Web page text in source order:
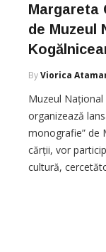
Margareta
de Muzeul
ByViorica
Muzeul Național
organizează
monografie” de
cărții, vor
cultură,